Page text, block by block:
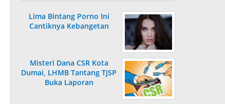
Lima Bintang Porno Ini
Cantiknya Kebangetan
Misteri Dana CSR Kota
Dumai, LHMB Tantang TJSP
Buka Laporan